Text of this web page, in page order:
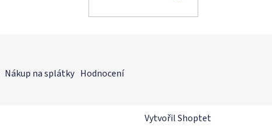
KOŠÍKU
Nákup na splátky Hodnocení
Vytvořil Shoptet